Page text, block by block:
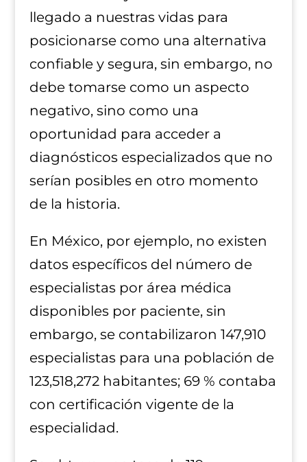
llegado a nuestras vidas para
posicionarse como una alternativa
confiable y segura, sin embargo, no
debe tomarse como un aspecto
negativo, sino como una
oportunidad para acceder a
diagnósticos especializados que no
serían posibles en otro momento
de la historia.
En México, por ejemplo, no existen
datos específicos del número de
especialistas por área médica
disponibles por paciente, sin
embargo, se contabilizaron 147,910
especialistas para una población de
123,518,272 habitantes; 69 % contaba
con certificación vigente de la
especialidad.